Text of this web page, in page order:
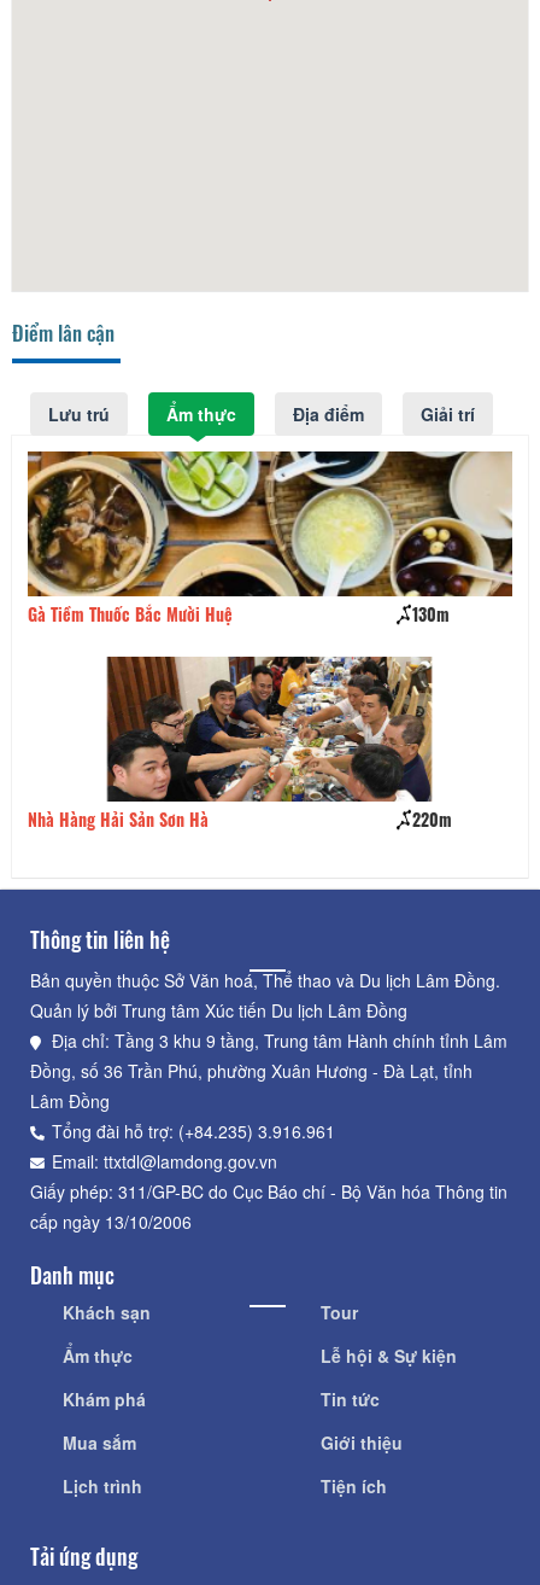
Điểm lân cận
Lưu trú Ẩm thực Địa điểm Giải trí
Gà Tiềm Thuốc Bắc Mười Huệ 130m
Nhà Hàng Hải Sản Sơn Hà 220m
Thông tin liên hệ
Bản quyền thuộc Sở Văn hoá, Thể thao và Du lịch Lâm Đồng.
Quản lý bởi Trung tâm Xúc tiến Du lịch Lâm Đồng
Địa chỉ: Tầng 3 khu 9 tầng, Trung tâm Hành chính tỉnh Lâm
Đồng, số 36 Trần Phú, phường Xuân Hương - Đà Lạt, tỉnh
Lâm Đồng
Tổng đài hỗ trợ: (+84.235) 3.916.961
Email: ttxtdl@lamdong.gov.vn
Giấy phép: 311/GP-BC do Cục Báo chí - Bộ Văn hóa Thông tin
cấp ngày 13/10/2006
Danh mục
Khách sạn
Ẩm thực
Khám phá
Mua sắm
Lịch trình
Tour
Lễ hội & Sự kiện
Tin tức
Giới thiệu
Tiện ích
Tải ứng dụng